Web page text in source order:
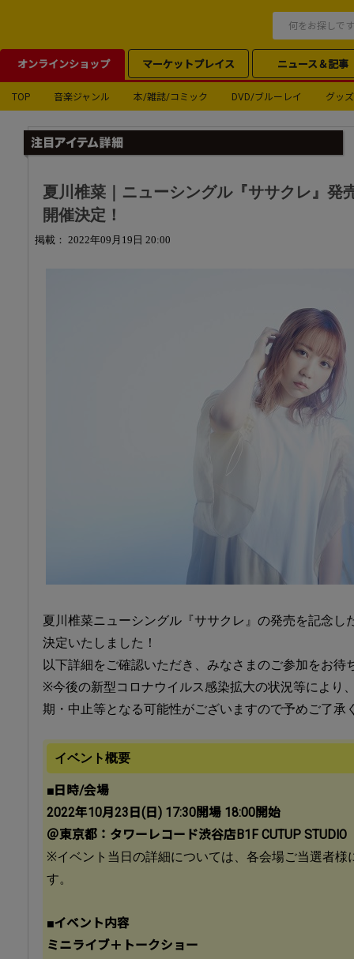
オンラインショップ マーケットプレイス ニュース＆記事
TOP 音楽ジャンル 本/雑誌/コミック DVD/ブルーレイ グッズ
夏川椎菜｜ニューシングル『ササクレ』発
開催決定！
掲載： 2022年09月19日 20:00
夏川椎菜ニューシングル『ササクレ』の発売を記念し
決定いたしました！
以下詳細をご確認いただき、みなさまのご参加をお待
※今後の新型コロナウイルス感染拡大の状況等により
期・中止等となる可能性がございますので予めご了承
イベント概要
■日時/会場
2022年10月23日(日) 17:30開場 18:00開始
＠東京都：タワーレコード渋谷店B1F CUTUP STUDIO
※イベント当日の詳細については、各会場ご当選者様
す。
■イベント内容
ミニライブ＋トークショー